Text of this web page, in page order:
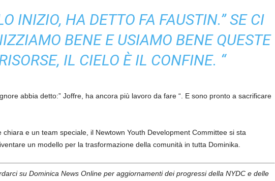
INIZIO, HA DETTO FA FAUSTIN.” SE CI
BENE E USIAMO BENE QUESTE
IL CIELO È IL CONFINE. “
abbia detto:” Joffre, ha ancora più lavoro da fare “. E sono pronto a sacrificare
chiara e un team speciale, il Newtown Youth Development Committee si sta
un modello per la trasformazione della comunità in tutta Dominika.
su Dominica News Online per aggiornamenti dei progressi della NYDC e delle